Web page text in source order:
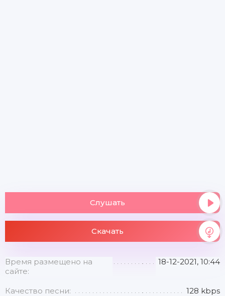
Слушать
Скачать
Время размещено на
сайте:
18-12-2021, 10:44
Качество песни: 128 kbps